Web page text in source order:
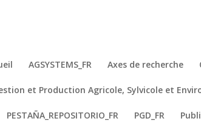
AGSYSTEMS_FR Axes de recherche
et Production Agricole, Sylvicole et
PESTAÑA_REPOSITORIO_FR PGD_FR
e Investigación para
et Recherche pour la